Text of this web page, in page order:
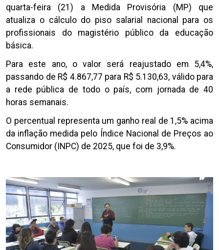
quarta-feira (21) a Medida Provisória (MP) que
atualiza o cálculo do piso salarial nacional para os
profissionais do magistério público da educação
básica.
Para este ano, o valor será reajustado em 5,4%,
passando de R$ 4.867,77 para R$ 5.130,63, válido para
a rede pública de todo o país, com jornada de 40
horas semanais.
O percentual representa um ganho real de 1,5% acima
da inflação medida pelo Índice Nacional de Preços ao
Consumidor (INPC) de 2025, que foi de 3,9%.